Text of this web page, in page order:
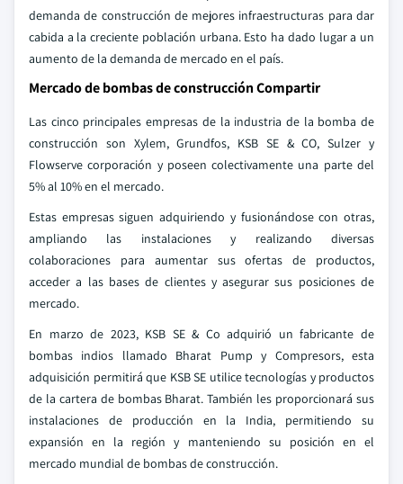
demanda de construcción de mejores infraestructuras para dar
cabida a la creciente población urbana. Esto ha dado lugar a un
aumento de la demanda de mercado en el país.
Mercado de bombas de construcción Compartir
Las cinco principales empresas de la industria de la bomba de
construcción son Xylem, Grundfos, KSB SE & CO, Sulzer y
Flowserve corporación y poseen colectivamente una parte del
5% al 10% en el mercado.
Estas empresas siguen adquiriendo y fusionándose con otras,
ampliando las instalaciones y realizando diversas
colaboraciones para aumentar sus ofertas de productos,
acceder a las bases de clientes y asegurar sus posiciones de
mercado.
En marzo de 2023, KSB SE & Co adquirió un fabricante de
bombas indios llamado Bharat Pump y Compresors, esta
adquisición permitirá que KSB SE utilice tecnologías y productos
de la cartera de bombas Bharat. También les proporcionará sus
instalaciones de producción en la India, permitiendo su
expansión en la región y manteniendo su posición en el
mercado mundial de bombas de construcción.